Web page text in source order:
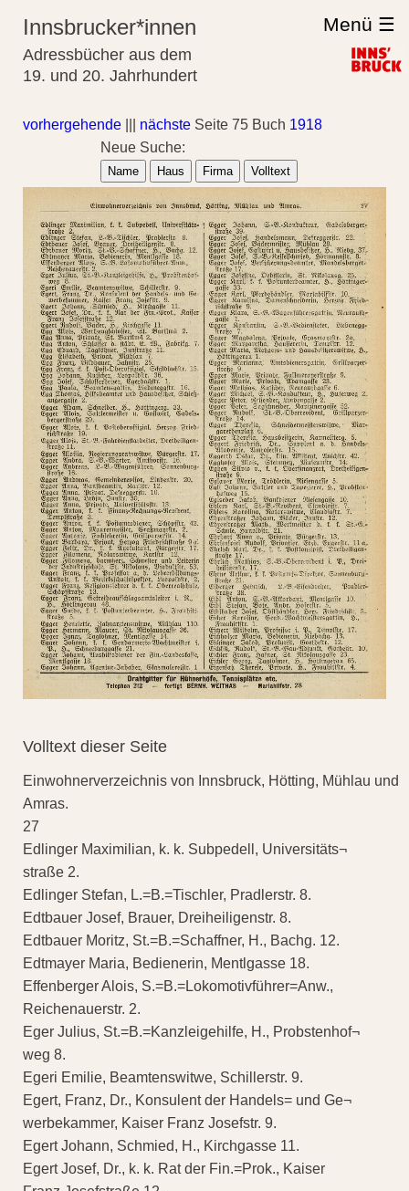
Innsbrucker*innen
Adressbücher aus dem
19. und 20. Jahrhundert
Menü ☰
vorhergehende nächste Seite 75 Buch 1918
Neue Suche:
Name Haus Firma Volltext
Volltext dieser Seite
Einwohnerverzeichnis von Innsbruck, Hötting, Mühlau und
Amras.
27
Edlinger Maximilian, k. k. Subpedell, Universitäts¬
straße 2.
Edlinger Stefan, L.=B.=Tischler, Pradlerstr. 8.
Edtbauer Josef, Brauer, Dreiheiligenstr. 8.
Edtbauer Moritz, St.=B.=Schaffner, H., Bachg. 12.
Edtmayer Maria, Bedienerin, Mentlgasse 18.
Effenberger Alois, S.=B.=Lokomotivführer=Anw.,
Reichenauerstr. 2.
Eger Julius, St.=B.=Kanzleigehilfe, H., Probstenhof¬
weg 8.
Egeri Emilie, Beamtenswitwe, Schillerstr. 9.
Egert, Franz, Dr., Konsulent der Handels= und Ge¬
werbekammer, Kaiser Franz Josefstr. 9.
Egert Johann, Schmied, H., Kirchgasse 11.
Egert Josef, Dr., k. k. Rat der Fin.=Prok., Kaiser